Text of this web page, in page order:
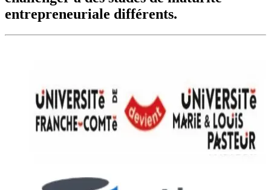
entrepreneuriale différents.